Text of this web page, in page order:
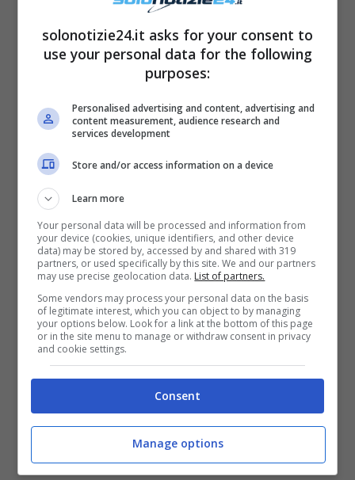
non abbiano cambiato le lorofotografie
soprattutto iproblemi di gelosia presenti già
nella coppia prima della trasmissione.
Il tradimento di Tommaso e
la reazione di Valentina
Dopo aver scoperto iltradimento
Tommaso con una tentatrice,Valentinaha
subito voluto separarsi dal suo fidanzato. “I
mi sono comportata come una principessa,
solonotizie24.it asks for your consent to
use your personal data for the following
purposes:
Personalised advertising and content, advertising and
content measurement, audience research and
services development
Store and/or access information on a device
Learn more
Your personal data will be processed and information from
your device (cookies, unique identifiers, and other device
data) may be stored by, accessed by and shared with 319
partners, or used specifically by this site. We and our partners
may use precise geolocation data. List of partners.
Some vendors may process your personal data on the basis
of legitimate interest, which you can object to by managing
your options below. Look for a link at the bottom of this page
or in the site menu to manage or withdraw consent in privacy
and cookie settings.
Consent
Manage options